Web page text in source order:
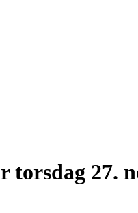
torsdag 27.